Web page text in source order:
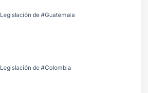
Legislación de #Guatemala
Legislación de #Colombia